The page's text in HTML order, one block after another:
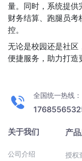
量。同时，系统提供
财务结算、跑腿员考
控。
无论是校园还是社区
便捷服务，助力打造
全国统一热线：
关于我们
公司介绍
产
授权